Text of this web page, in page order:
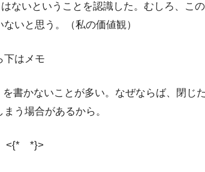
はないということを認識した。むしろ、こ
いと思う。（私の価値観）
下はメモ
書かないことが多い。なぜならば、閉じ
う場合があるから。
<{* *}>